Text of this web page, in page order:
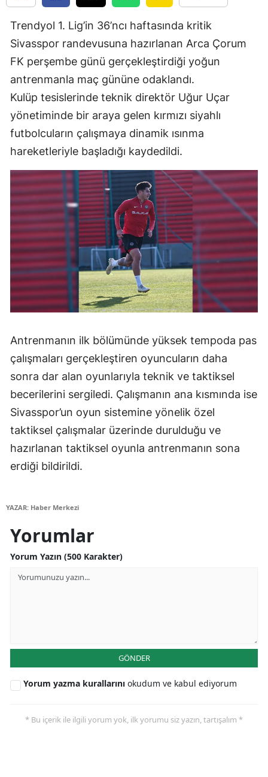
Erzurum
Eskişehir
Gaziantep
Giresun
Gümüşhane
Hakkari
Hatay
Isparta
Mersin
İstanbul
İzmir
Kastamonu
Kayseri
Kırşehir
Kocaeli
Muş
Ordu
Trendyol 1. Lig’in 36’ncı haftasında kritik
Sivasspor randevusuna hazırlanan Arca Çorum
FK perşembe günü gerçekleştirdiği yoğun
antrenmanla maç gününe odaklandı.
Kulüp tesislerinde teknik direktör Uğur Uçar
yönetiminde bir araya gelen kırmızı siyahlı
futbolcuların çalışmaya dinamik ısınma
hareketleriyle başladığı kaydedildi.
Antrenmanın ilk bölümünde yüksek tempoda pas
çalışmaları gerçekleştiren oyuncuların daha
sonra dar alan oyunlarıyla teknik ve taktiksel
becerilerini sergiledi. Çalışmanın ana kısmında ise
Sivasspor’un oyun sistemine yönelik özel
taktiksel çalışmalar üzerinde durulduğu ve
hazırlanan taktiksel oyunla antrenmanın sona
erdiği bildirildi.
YAZAR: Haber Merkezi
Yorumlar
Yorum Yazın (500 Karakter)
GÖNDER
Yorum yazma kurallarını okudum ve kabul ediyorum
* Bu içerik ile ilgili yorum yok, ilk yorumu siz yazın, tartışalım *